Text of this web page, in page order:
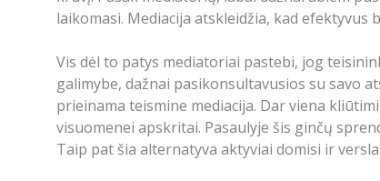
laikomasi. Mediacija atskleidžia, kad
Vis dėl to patys mediatoriai pastebi, jog
galimybe, dažnai pasikonsultavusios su savo
prieinama teismine mediacija. Dar viena
visuomenei apskritai. Pasaulyje šis ginčų
Taip pat šia alternatyva aktyviai domisi ir